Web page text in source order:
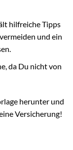
hilfreiche Tipps
und ein
da Du nicht von
herunter und
Versicherung!